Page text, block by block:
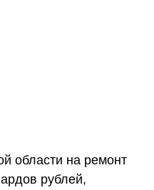
области на ремонт
рублей,